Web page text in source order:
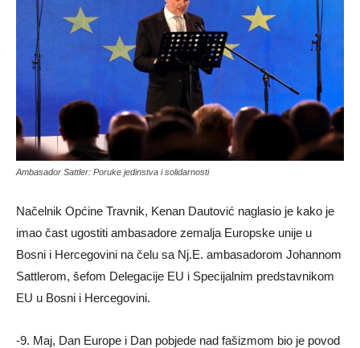
Ambasador Sattler: Poruke jedinstva i solidarnosti
Načelnik Općine Travnik, Kenan Dautović naglasio je kako je
imao čast ugostiti ambasadore zemalja Europske unije u
Bosni i Hercegovini na čelu sa Nj.E. ambasadorom Johannom
Sattlerom, šefom Delegacije EU i Specijalnim predstavnikom
EU u Bosni i Hercegovini.
-9. Maj, Dan Europe i Dan pobjede nad fašizmom bio je povod